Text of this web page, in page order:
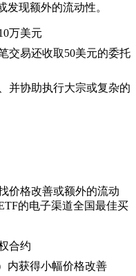
发现额外的流动性。
万美元
交易还收取50美元的委托
并协助执行大宗或复杂的
价格改善或额外的流动
的电子渠道全国最佳买
合约
内获得小幅价格改善